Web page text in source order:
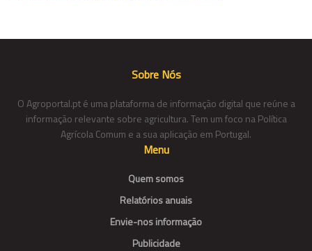
Sobre Nós
O Agroportal.pt é uma plataforma de informação digital que reúne a
informação relevante sobre agricultura. Tem um foco na Política
Agrícola Comum e a sua aplicação em Portugal.
Menu
Quem somos
Relatórios anuais
Envie-nos informação
Publicidade